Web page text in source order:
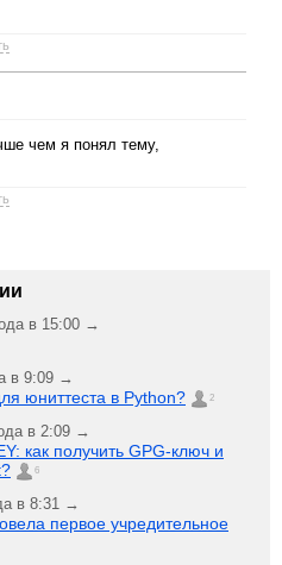
чем я понял тему,
в 15:00 →
в 9:09 →
юниттеста в Python? 2
в 2:09 →
как получить GPG-ключ и
6
в 8:31 →
первое учредительное